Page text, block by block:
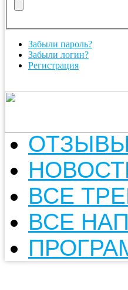
Забыли пароль?
Забыли логин?
Регистрация
ОТЗЫВЫ
ВСЕ
ВСЕ